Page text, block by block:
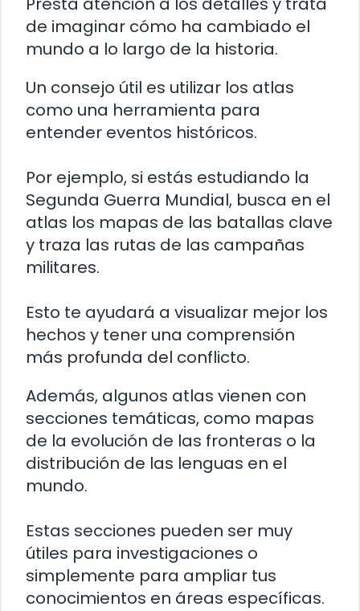
de imaginar cómo ha cambiado el
mundo a lo largo de la historia.
Un consejo útil es utilizar los atlas
como una herramienta para
entender eventos históricos.
Por ejemplo, si estás estudiando la
Segunda Guerra Mundial, busca en el
atlas los mapas de las batallas clave
y traza las rutas de las campañas
militares.
Esto te ayudará a visualizar mejor los
hechos y tener una comprensión
más profunda del conflicto.
Además, algunos atlas vienen con
secciones temáticas, como mapas
de la evolución de las fronteras o la
distribución de las lenguas en el
mundo.
Estas secciones pueden ser muy
útiles para investigaciones o
simplemente para ampliar tus
conocimientos en áreas específicas.